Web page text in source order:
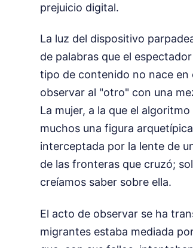
prejuicio digital.
La luz del dispositivo
de palabras que el
tipo de contenido no nace en
observar al "otro" con una
La mujer, a la que el
muchos una figura
interceptada por la lente de
de las fronteras que cruzó;
creíamos saber sobre ella.
El acto de observar se ha
migrantes estaba mediada